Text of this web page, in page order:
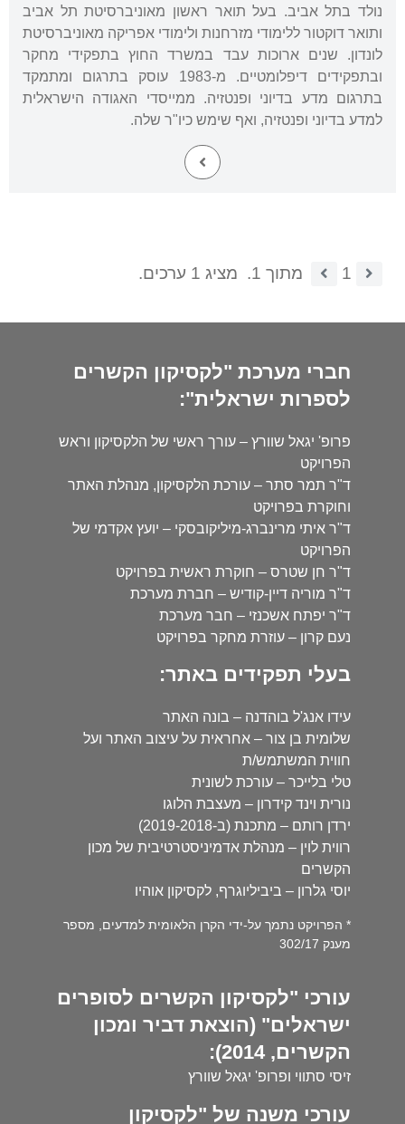
נולד בתל אביב. בעל תואר ראשון מאוניברסיטת תל אביב
ותואר דוקטור ללימודי מזרחנות ולימודי אפריקה מאוניברסיטת
לונדון. שנים ארוכות עבד במשרד החוץ בתפקידי מחקר
ובתפקידים דיפלומטיים. מ-1983 עוסק בתרגום ומתמקד
בתרגום מדע בדיוני ופנטזיה. ממייסדי האגודה הישראלית
למדע בדיוני ופנטזיה, ואף שימש כיו"ר שלה.
1 מתוך 1. מציג 1 ערכים.
חברי מערכת "לקסיקון הקשרים
לספרות ישראלית":
פרופ' יגאל שוורץ – עורך ראשי של הלקסיקון וראש
הפרויקט
ד"ר תמר סתר – עורכת הלקסיקון, מנהלת האתר
וחוקרת בפרויקט
ד"ר איתי מרינברג-מיליקובסקי – יועץ אקדמי של
הפרויקט
ד"ר חן שטרס – חוקרת ראשית בפרויקט
ד"ר מוריה דיין-קודיש – חברת מערכת
ד"ר יפתח אשכנזי – חבר מערכת
נעם קרון – עוזרת מחקר בפרויקט
בעלי תפקידים באתר:
עידו אנג'ל בוהדנה – בונה האתר
שלומית בן צור – אחראית על עיצוב האתר ועל
חווית המשתמש/ת
טלי בלייכר – עורכת לשונית
נורית וינד קידרון – מעצבת הלוגו
ירדן רותם – מתכנת (ב-2019-2018)
רווית לוין – מנהלת אדמיניסטרטיבית של מכון
הקשרים
יוסי גלרון – ביביליוגרף, לקסיקון אוהיו
* הפרויקט נתמך על-ידי הקרן הלאומית למדעים, מספר
מענק 302/17
עורכי "לקסיקון הקשרים לסופרים
ישראלים" (הוצאת דביר ומכון
הקשרים, 2014):
זיסי סתווי ופרופ' יגאל שוורץ
עורכי משנה של "לקסיקון